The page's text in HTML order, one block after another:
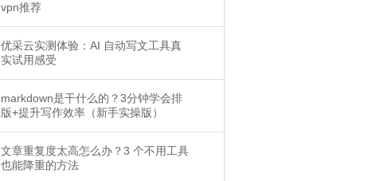
vpn推荐
优采云实测体验：AI 自动写文工具真
实试用感受
markdown是干什么的？3分钟学会排
版+提升写作效率（新手实操版）
文章重复度太高怎么办？3 个不用工具
也能降重的方法